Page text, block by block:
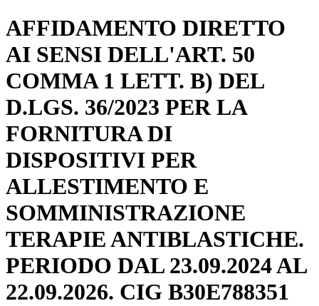
AFFIDAMENTO DIRETTO
AI SENSI DELL'ART. 50
COMMA 1 LETT. B) DEL
D.LGS. 36/2023 PER LA
FORNITURA DI
DISPOSITIVI PER
ALLESTIMENTO E
SOMMINISTRAZIONE
TERAPIE ANTIBLASTICHE.
PERIODO DAL 23.09.2024 AL
22.09.2026. CIG B30E788351